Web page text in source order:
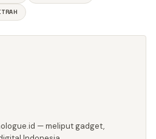
— meliput gadget,